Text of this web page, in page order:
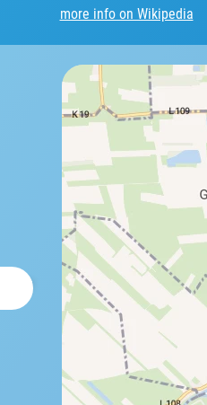
more info on Wikipedia